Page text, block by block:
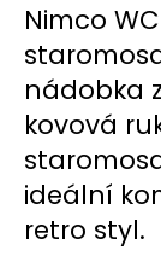
Nimco
nádobka
kovová
ideální
retro styl.
D
o
p
o
r
u